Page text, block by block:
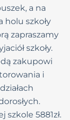
a na
holu szkoły
zapraszamy
szkoły.
zakupowi
i
szkole 5881zł.